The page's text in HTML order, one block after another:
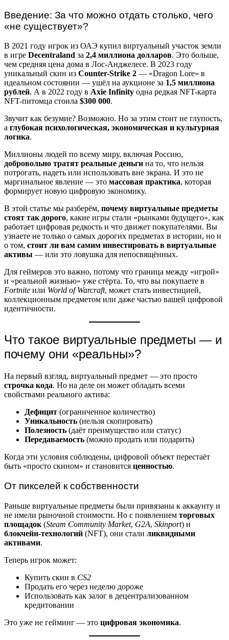
Введение: За что можно отдать столько, чего
«не существует»?
В 2021 году игрок из ОАЭ купил виртуальный участок земли
в игре Decentraland за 2,4 миллиона долларов. Это больше,
чем средняя цена дома в Лос-Анджелесе. В 2023 году
уникальный скин из Counter-Strike 2 — «Dragon Lore» в
идеальном состоянии — ушёл на аукционе за 1,5 миллиона
рублей. А в 2022 году в Axie Infinity одна редкая NFT-карта
NFT-питомца стоила $300 000.
Звучит как безумие? Возможно. Но за этим стоит не глупость,
а глубокая психологическая, экономическая и культурная
логика.
Миллионы людей по всему миру, включая Россию,
добровольно тратят реальные деньги на то, что нельзя
потрогать, надеть или использовать вне экрана. И это не
маргинальное явление — это массовая практика, которая
формирует новую цифровую экономику.
В этой статье мы разберём, почему виртуальные предметы
стоят так дорого, какие игры стали «рынками будущего», как
работает цифровая редкость и что движет покупателями. Вы
узнаете не только о самых дорогих предметах в истории, но и
о том, стоит ли вам самим инвестировать в виртуальные
активы — или это ловушка для непосвящённых.
Для геймеров это важно, потому что граница между «игрой»
и «реальной жизнью» уже стёрта. То, что вы покупаете в
Fortnite или World of Warcraft, может стать инвестицией,
коллекционным предметом или даже частью вашей цифровой
идентичности.
Что такое виртуальные предметы — и
почему они «реальны»?
На первый взгляд, виртуальный предмет — это просто
строчка кода. Но на деле он может обладать всеми
свойствами реального актива:
Дефицит (ограниченное количество)
Уникальность (нельзя скопировать)
Полезность (даёт преимущество или статус)
Передаваемость (можно продать или подарить)
Когда эти условия соблюдены, цифровой объект перестаёт
быть «просто скином» и становится ценностью.
От пикселей к собственности
Раньше виртуальные предметы были привязаны к аккаунту и
не имели рыночной стоимости. Но с появлением торговых
площадок (Steam Community Market, G2A, Skinport) и
блокчейн-технологий (NFT), они стали ликвидными
активами.
Теперь игрок может:
Купить скин в CS2
Продать его через неделю дороже
Использовать как залог в децентрализованном
кредитовании
Это уже не гейминг — это цифровая экономика.